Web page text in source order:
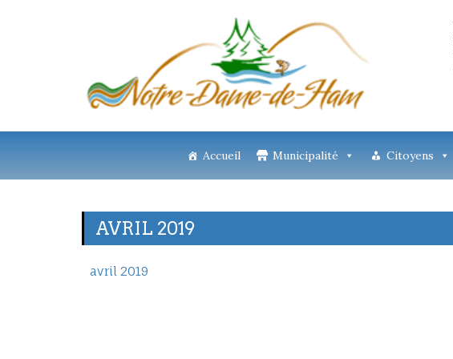
Accueil Municipalité Citoyens
AVRIL 2019
avril 2019